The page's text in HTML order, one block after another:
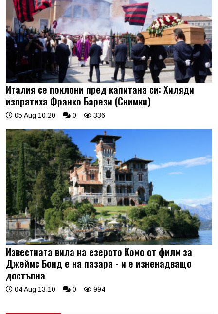
Италия се поклони пред капитана си: Хиляди
изпратиха Франко Барези (Снимки)
05 Aug 10:20 0 336
Известната вила на езерото Комо от филм за
Джеймс Бонд е на пазара - и е изненадващо
достъпна
04 Aug 13:10 0 994